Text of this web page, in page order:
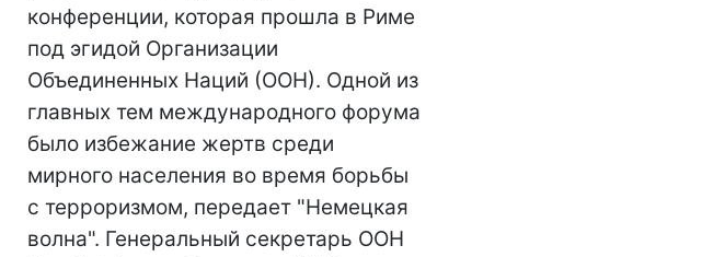
конференции, которая прошла в Риме
под эгидой Организации
Объединенных Наций (ООН). Одной из
главных тем международного форума
было избежание жертв среди
мирного населения во время борьбы
с терроризмом, передает "Немецкая
волна". Генеральный секретарь ООН